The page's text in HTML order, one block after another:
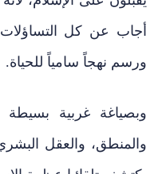
أجاب عن كل التساؤلات
ورسم نهجاً سامياً للحياة.
وبصياغة غربية
والمنطق، والعقل